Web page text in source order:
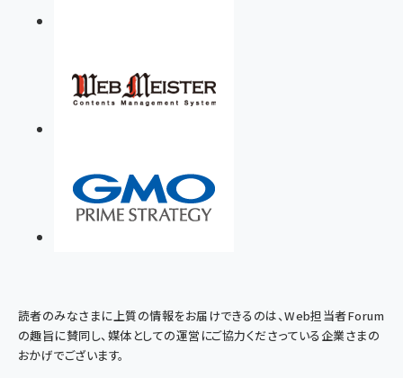
読者のみなさまに上質の情報をお届けできるのは、Web担当者Forum
の趣旨に賛同し、媒体としての運営にご協力くださっている企業さまの
おかげでございます。